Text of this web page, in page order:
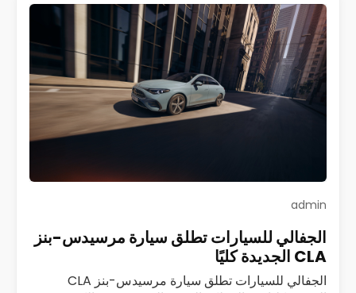
admin
الجفالي للسيارات تطلق سيارة مرسيدس-بنز
CLA الجديدة كليًا
الجفالي للسيارات تطلق سيارة مرسيدس-بنز CLA